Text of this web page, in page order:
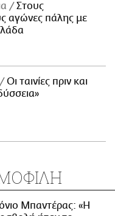
Στους
αγώνες πάλης με
Οι ταινίες πριν και
Μπαντέρας: «Η